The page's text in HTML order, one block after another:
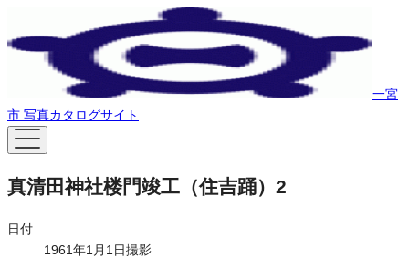
一宮
市 写真カタログサイト
真清田神社楼門竣工（住吉踊）2
日付
1961年1月1日撮影